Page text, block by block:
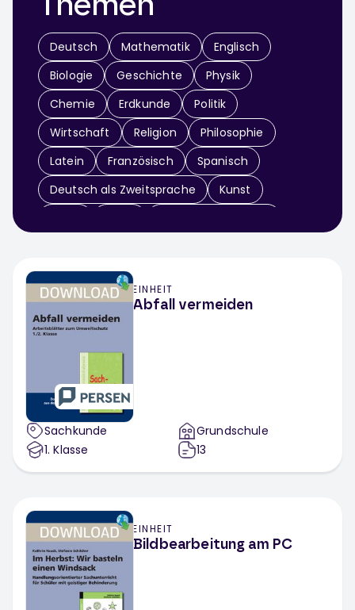
Deutsch Mathematik
Englisch
Biologie
Geschichte
Physik
Chemie
Erdkunde
Politik
Wirtschaft
Religion
Philosophie
Latein
Französisch
Spanisch
Deutsch als Zweitsprache
Kunst
Werken / Textiles Gestalten
Fächerübergreifend
EINHEIT
Abfall vermeiden
Sachkunde
1. Klasse
Grundschule
13
EINHEIT
Bildbearbeitung am PC